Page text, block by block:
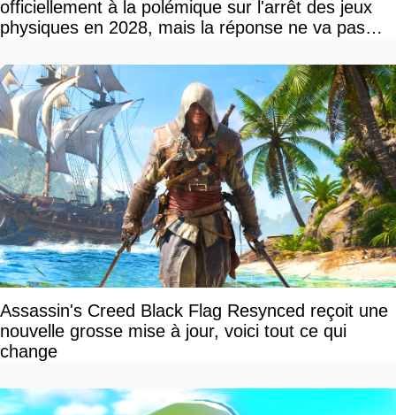
officiellement à la polémique sur l'arrêt des jeux
physiques en 2028, mais la réponse ne va pas
Assassin's Creed Black Flag Resynced reçoit une
nouvelle grosse mise à jour, voici tout ce qui
change